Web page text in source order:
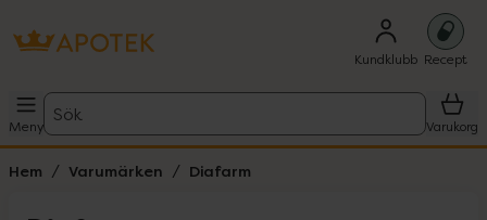
Kundklubb Recept
Meny
Sök
Varukorg
Hem Varumärken Diafarm